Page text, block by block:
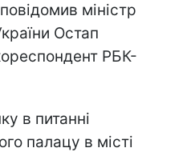
міністр
Остап
РБК-
в питанні
палацу в місті